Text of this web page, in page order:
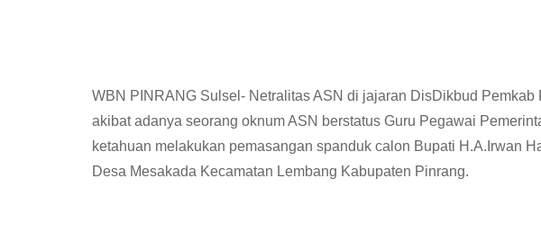
WBN PINRANG Sulsel- Netralitas ASN di jajaran DisDikbud Pemkab
akibat adanya seorang oknum ASN berstatus Guru Pegawai
ketahuan melakukan pemasangan spanduk calon Bupati H.A.Irwan
Desa Mesakada Kecamatan Lembang Kabupaten Pinrang.